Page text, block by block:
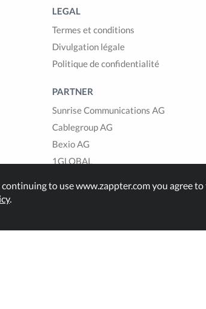
LEGAL
Termes et conditions
Divulgation légale
Politique de confidentialité
PARTNER
Sunrise Communications AG
Cablegroup AG
Bexio AG
1GLOBAL
to use www.zappter.com you agree
.